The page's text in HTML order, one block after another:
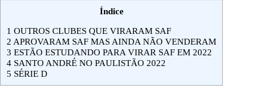
Índice
1 OUTROS CLUBES QUE VIRARAM SAF
2 APROVARAM SAF MAS AINDA NÃO VENDERAM
3 ESTÃO ESTUDANDO PARA VIRAR SAF EM 2022
4 SANTO ANDRÉ NO PAULISTÃO 2022
5 SÉRIE D